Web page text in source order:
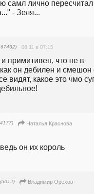
самл лично пересчитал
- Зеля...
08.11 в 07:15
примитивен, что не в
он дебилен и смешон
видят, какое это чмо
Наталья Краснова
он их король
Владимир Орехов